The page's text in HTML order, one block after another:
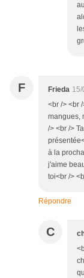
F Frieda 15/
<br /> <br
mangues,
/> <br />
à la
j'aime
toi<br />
Répondre
C